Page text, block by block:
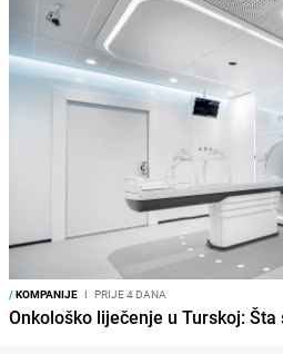
/KOMPANIJE I PRIJE 4 DANA
Onkološko liječenje u Turskoj: